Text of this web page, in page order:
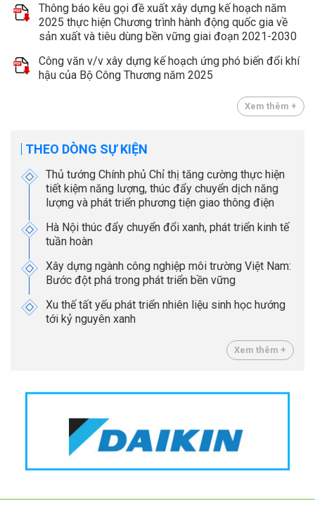
Thông báo kêu gọi đề xuất xây dựng kế hoạch năm
2025 thực hiện Chương trình hành động quốc gia về
sản xuất và tiêu dùng bền vững giai đoạn 2021-2030
Công văn v/v xây dựng kế hoạch ứng phó biến đổi khí
hậu của Bộ Công Thương năm 2025
Xem thêm +
THEO DÒNG SỰ KIỆN
Thủ tướng Chính phủ Chỉ thị tăng cường thực hiện
tiết kiệm năng lượng, thúc đẩy chuyển dịch năng
lượng và phát triển phương tiện giao thông điện
Hà Nội thúc đẩy chuyển đổi xanh, phát triển kinh tế
tuần hoàn
Xây dựng ngành công nghiệp môi trường Việt Nam:
Bước đột phá trong phát triển bền vững
Xu thế tất yếu phát triển nhiên liệu sinh học hướng
tới kỷ nguyên xanh
Xem thêm +